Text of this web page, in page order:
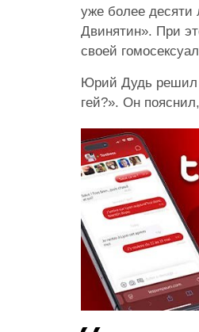
уже более десяти
Двинятин». При
своей
Юрий Дудь решил
гей?». Он